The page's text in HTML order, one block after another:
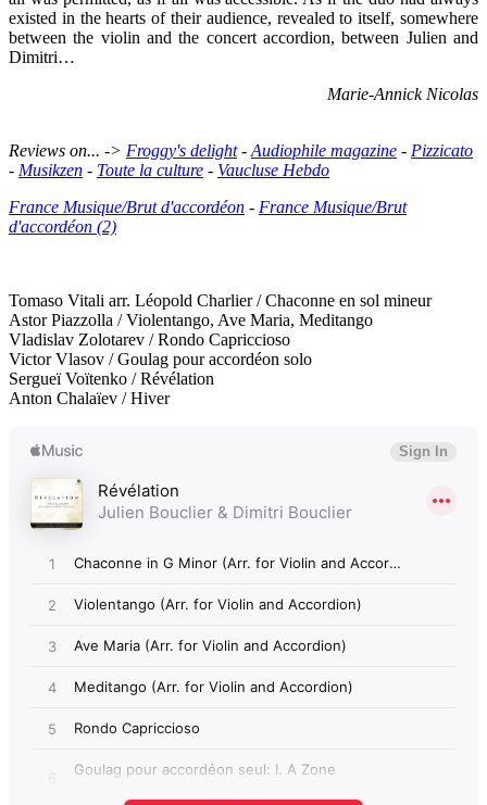
existed in the hearts of their audience, revealed to itself, somewhere
between the violin and the concert accordion, between Julien and
Dimitri…
Marie-Annick Nicolas
Reviews on... -> Froggy's delight- Audiophile magazine - Pizzicato
- Musikzen - Toute la culture - Vaucluse Hebdo
France Musique/Brut d'accordéon - France Musique/Brut
d'accordéon (2)
Tomaso Vitali arr. Léopold Charlier / Chaconne en sol mineur
Astor Piazzolla / Violentango, Ave Maria, Meditango
Vladislav Zolotarev / Rondo Capriccioso
Victor Vlasov / Goulag pour accordéon solo
Sergueï Voïtenko / Révélation
Anton Chalaïev / Hiver